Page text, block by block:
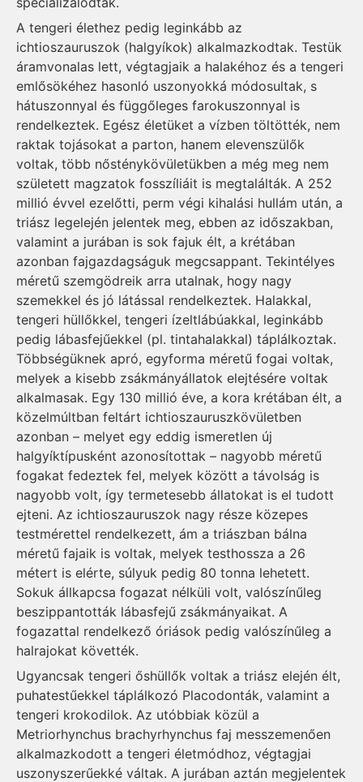
A tengeri élethez pedig leginkább az
ichtioszauruszok (halgyíkok) alkalmazkodtak. Testük
áramvonalas lett, végtagjaik a halakéhoz és a tengeri
emlősökéhez hasonló uszonyokká módosultak, s
hátuszonnyal és függőleges farokuszonnyal is
rendelkeztek. Egész életüket a vízben töltötték, nem
raktak tojásokat a parton, hanem elevenszülők
voltak, több nősténykövületükben a még meg nem
született magzatok fosszíliáit is megtalálták. A 252
millió évvel ezelőtti, perm végi kihalási hullám után, a
triász legelején jelentek meg, ebben az időszakban,
valamint a jurában is sok fajuk élt, a krétában
azonban fajgazdagságuk megcsappant. Tekintélyes
méretű szemgödreik arra utalnak, hogy nagy
szemekkel és jó látással rendelkeztek. Halakkal,
tengeri hüllőkkel, tengeri ízeltlábúakkal, leginkább
pedig lábasfejűekkel (pl. tintahalakkal) táplálkoztak.
Többségüknek apró, egyforma méretű fogai voltak,
melyek a kisebb zsákmányállatok elejtésére voltak
alkalmasak. Egy 130 millió éve, a kora krétában élt, a
közelmúltban feltárt ichtioszauruszkövületben
azonban – melyet egy eddig ismeretlen új
halgyíktípusként azonosítottak – nagyobb méretű
fogakat fedeztek fel, melyek között a távolság is
nagyobb volt, így termetesebb állatokat is el tudott
ejteni. Az ichtioszauruszok nagy része közepes
testmérettel rendelkezett, ám a triászban bálna
méretű fajaik is voltak, melyek testhossza a 26
métert is elérte, súlyuk pedig 80 tonna lehetett.
Sokuk állkapcsa fogazat nélküli volt, valószínűleg
beszippantották lábasfejű zsákmányaikat. A
fogazattal rendelkező óriások pedig valószínűleg a
halrajokat követték.
Ugyancsak tengeri őshüllők voltak a triász elején élt,
puhatestűekkel táplálkozó Placodonták, valamint a
tengeri krokodilok. Az utóbbiak közül a
Metriorhynchus brachyrhynchus faj messzemenően
alkalmazkodott a tengeri életmódhoz, végtagjai
uszonyszerűekké váltak. A jurában aztán megjelentek